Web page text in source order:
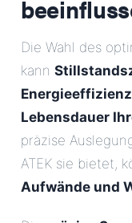
Die Wahl des
kann
Lebensdauer
präzise
ATEK sie bietet,
Aufwände und